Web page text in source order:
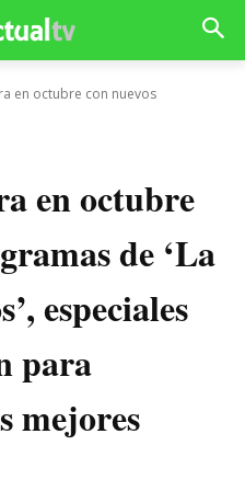
en octubre con nuevos
en octubre
de ‘La
especiales
para
mejores